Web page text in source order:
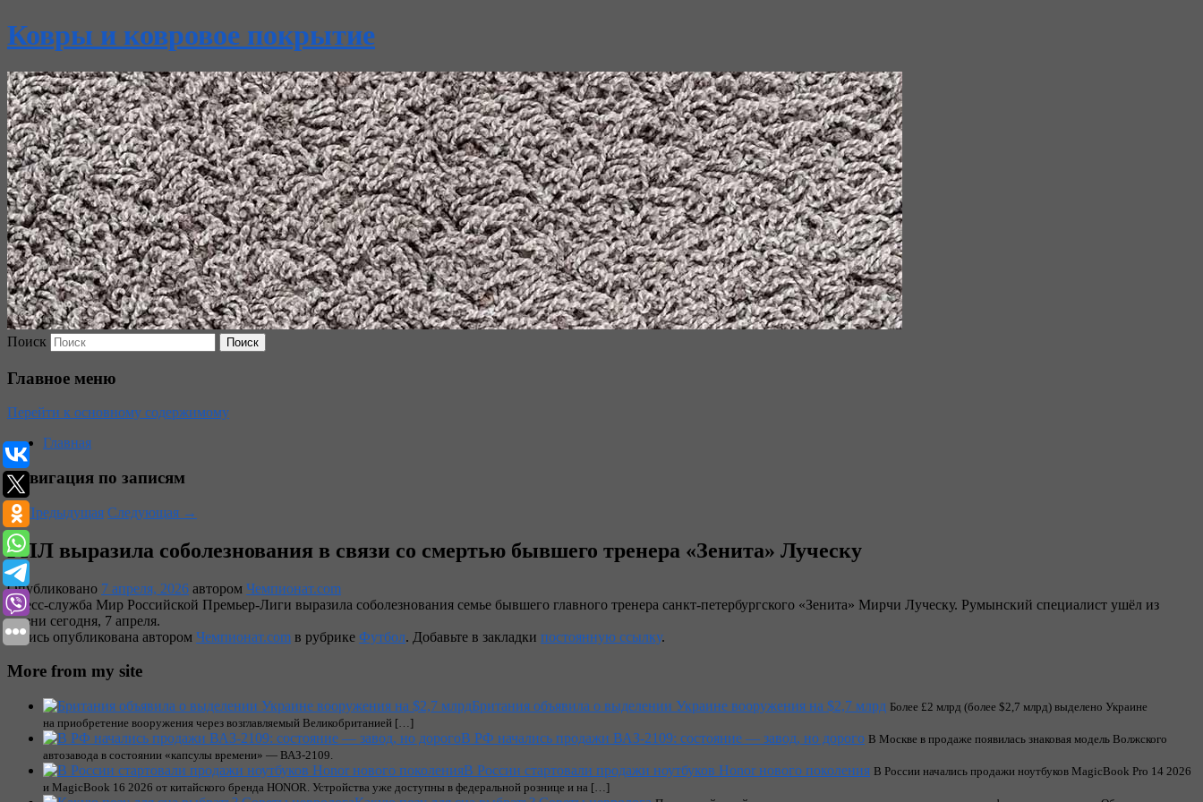
Ковры и ковровое покрытие
Поиск
Главное меню
Перейти к основному содержимому
Главная
Навигация по записям
←Предыдущая Следующая →
РПЛ выразила соболезнования в связи со смертью бывшего тренера «Зенита» Луческу
Опубликовано 7 апреля, 2026 автором Чемпионат.com
Пресс-служба Мир Российской Премьер-Лиги выразила соболезнования семье бывшего главного тренера санкт-петербургского «Зенита» Мирчи Луческу. Румынский специалист ушёл из
жизни сегодня, 7 апреля.
Запись опубликована автором Чемпионат.com в рубрике Футбол. Добавьте в закладки постоянную ссылку.
More from my site
Британия объявила о выделении Украине вооружения на $2,7 млрд Более £2 млрд (более $2,7 млрд) выделено Украине
на приобретение вооружения через возглавляемый Великобританией […]
В РФ начались продажи ВАЗ-2109: состояние — завод, но дорого В Москве в продаже появилась знаковая модель Волжского
автозавода в состоянии «капсулы времени» — ВАЗ-2109.
В России стартовали продажи ноутбуков Honor нового поколения В России начались продажи ноутбуков MagicBook Pro 14 2026
и MagicBook 16 2026 от китайского бренда HONOR. Устройства уже доступны в федеральной рознице и на […]